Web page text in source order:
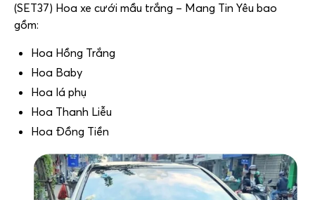
(SET37) Hoa xe cưới mầu trắng – Mang Tin Yêu bao
gồm:
Hoa Hồng Trắng
Hoa Baby
Hoa lá phụ
Hoa Thanh Liễu
Hoa Đồng Tiền